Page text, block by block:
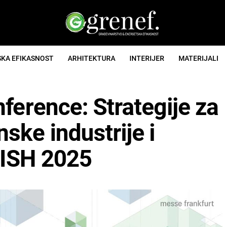
EFIKASNOST ARHITEKTURA INTERIJER MATERIJALI
Strategije za
industrije i
2025